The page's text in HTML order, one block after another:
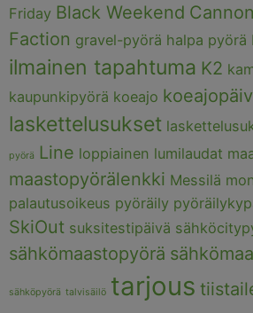
Friday Black Weekend
Faction gravel-pyörä halpa pyörä
ilmainen tapahtuma K2
kaupunkipyörä koeajo
laskettelusukset
pyörä Line loppiainen lumilaudat
maastopyörälenkki Messilä
palautusoikeus pyöräily
SkiOut suksitestipäivä
sähkömaastopyörä
sähköpyörä talvisäilö tarjous